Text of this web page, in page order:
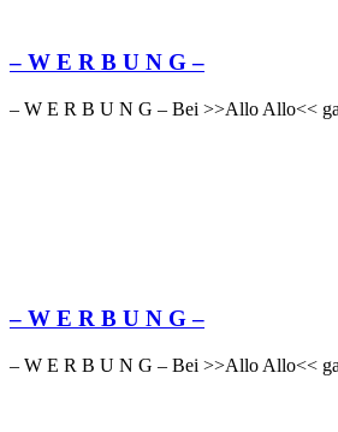
– W Ε R Β U Ν G –
– W Ε R Β U Ν G – Bei >>Allo Allo<<
– W Ε R Β U Ν G –
– W Ε R Β U Ν G – Bei >>Allo Allo<<